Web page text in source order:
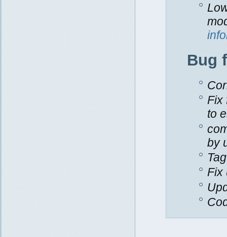
Bug
Fix
to
by
Fix